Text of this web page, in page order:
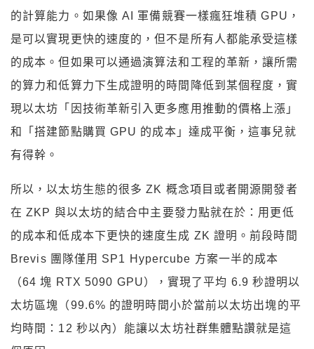
的計算能力。如果像 AI 軍備競賽一樣瘋狂堆積 GPU，
是可以實現更快的速度的，但不是所有人都能承受這樣
的成本。但如果可以通過演算法和工程的革新，讓所需
的算力和低算力下生成證明的時間降低到某個程度，實
現以太坊「因技術革新引入更多應用推動的價格上漲」
和「搭建節點購買 GPU 的成本」達成平衡，這事兒就
有得幹。
所以，以太坊生態的很多 ZK 概念項目或者開源開發者
在 ZKP 與以太坊的結合中主要發力點就在於：用更低
的成本和低成本下更快的速度生成 ZK 證明。前段時間
Brevis 團隊僅用 SP1 Hypercube 方案一半的成本
（64 塊 RTX 5090 GPU），實現了平均 6.9 秒證明以
太坊區塊（99.6% 的證明時間小於當前以太坊出塊的平
均時間：12 秒以內）能讓以太坊社群集體點讚就是這